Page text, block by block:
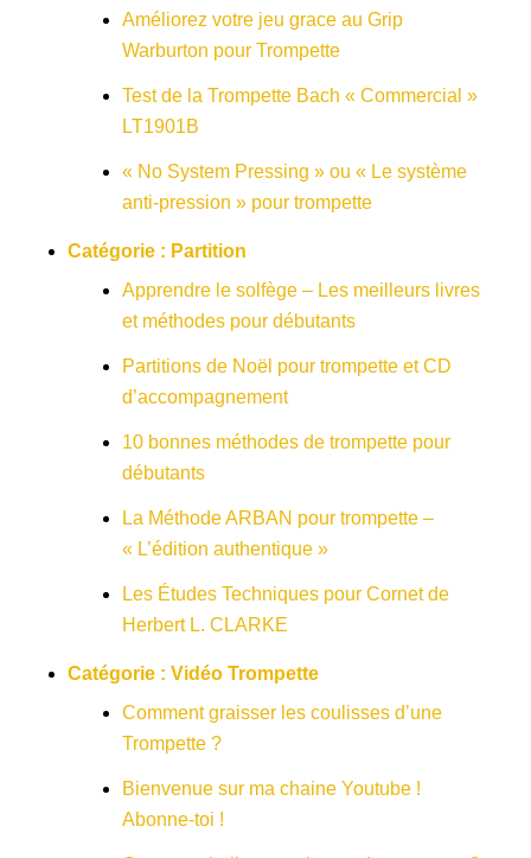
Améliorez votre jeu grace au Grip
Warburton pour Trompette
Test de la Trompette Bach « Commercial »
LT1901B
« No System Pressing » ou « Le système
anti-pression » pour trompette
Catégorie : Partition
Apprendre le solfège – Les meilleurs livres
et méthodes pour débutants
Partitions de Noël pour trompette et CD
d’accompagnement
10 bonnes méthodes de trompette pour
débutants
La Méthode ARBAN pour trompette –
« L’édition authentique »
Les Études Techniques pour Cornet de
Herbert L. CLARKE
Catégorie : Vidéo Trompette
Comment graisser les coulisses d’une
Trompette ?
Bienvenue sur ma chaine Youtube !
Abonne-toi !